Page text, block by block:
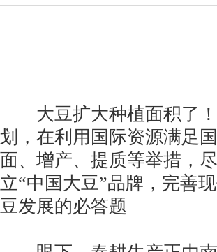
大豆扩大种植面积了！
划，在利用国际资源满足
面、增产、提质等举措，
立“中国大豆”品牌，完善
豆发展的必答题